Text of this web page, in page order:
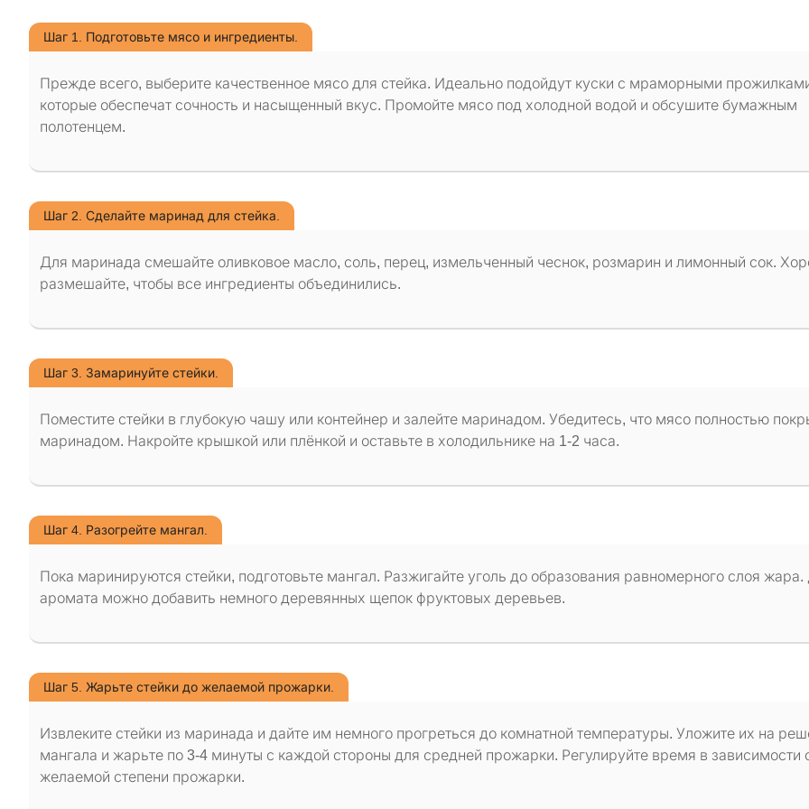
Шаг 1. Подготовьте мясо и ингредиенты.
Прежде всего, выберите качественное мясо для стейка. Идеально подойдут куски с мраморными
которые обеспечат сочность и насыщенный вкус. Промойте мясо под холодной водой и обсушите бумажным
полотенцем.
Шаг 2. Сделайте маринад для стейка.
Для маринада смешайте оливковое масло, соль, перец, измельченный чеснок, розмарин и лимонный сок.
размешайте, чтобы все ингредиенты объединились.
Шаг 3. Замаринуйте стейки.
Поместите стейки в глубокую чашу или контейнер и залейте маринадом. Убедитесь, что мясо полностью
маринадом. Накройте крышкой или плёнкой и оставьте в холодильнике на 1-2 часа.
Шаг 4. Разогрейте мангал.
Пока маринируются стейки, подготовьте мангал. Разжигайте уголь до образования равномерного слоя жара.
аромата можно добавить немного деревянных щепок фруктовых деревьев.
Шаг 5. Жарьте стейки до желаемой прожарки.
Извлеките стейки из маринада и дайте им немного прогреться до комнатной температуры. Уложите их на
мангала и жарьте по 3-4 минуты с каждой стороны для средней прожарки. Регулируйте время в зависимости
желаемой степени прожарки.